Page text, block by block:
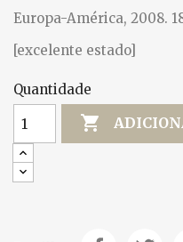
Europa-América, 2008.
[excelente estado]
Quantidade
